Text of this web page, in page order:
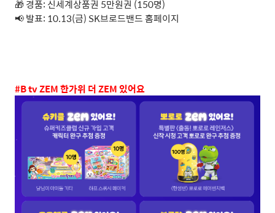
🎁 경품: 신세계상품권 5만원권 (150명)
📢 발표: 10.13(금) SK브로드밴드 홈페이지
#B tv ZEM한가위 더ZEM있어요